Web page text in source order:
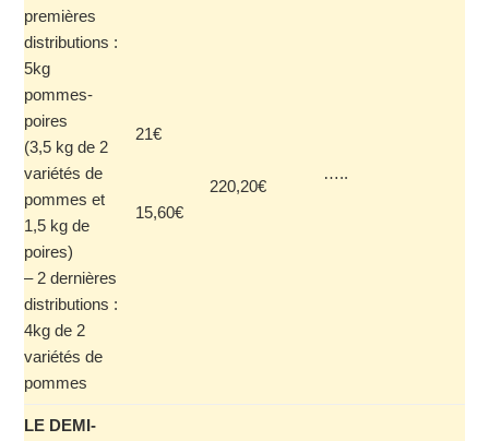
premières
distributions :
5kg
pommes-
poires
(3,5 kg de 2
variétés de
pommes et
1,5 kg de
poires)
– 2 dernières
distributions :
4kg de 2
variétés de
pommes
21€
15,60€
220,20€
…..
LE DEMI-